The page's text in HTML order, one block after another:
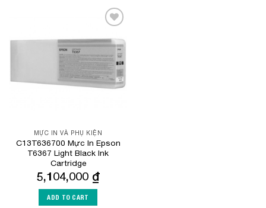
Wishlist
MỰC IN VÀ PHỤ KIỆN
C13T636700 Mực In Epson
T6367 Light Black Ink
Cartridge
5,104,000 ₫
ADD TO CART